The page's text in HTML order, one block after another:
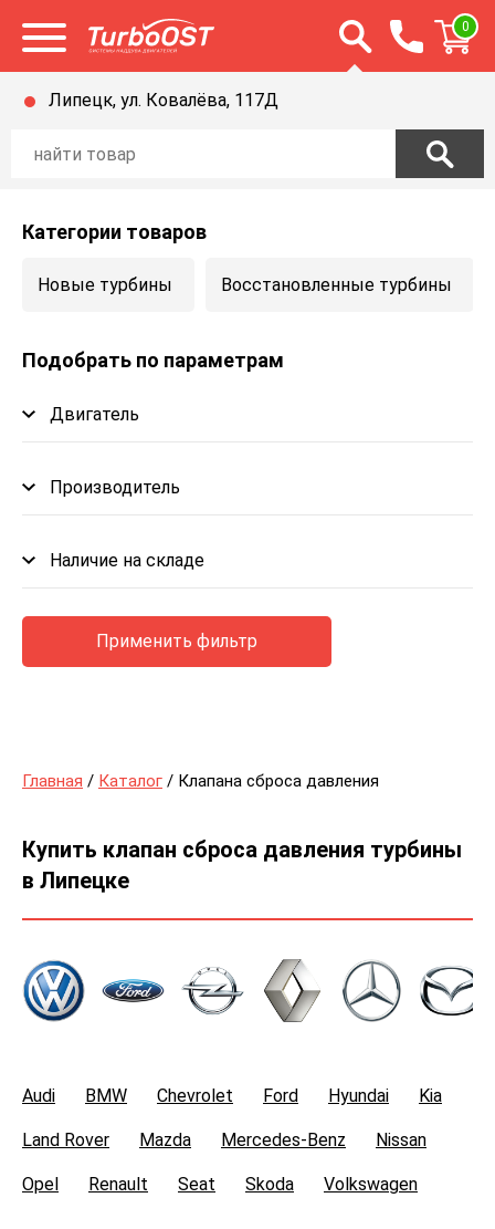
Открыть меню Открыть строку
0
Липецк, ул. Ковалёва, 117Д
Категории товаров
Новые турбины Восстановленные турбины
Подобрать по параметрам
Двигатель
Производитель
Наличие на складе
Применить фильтр
Главная / Каталог / Клапана сброса давления
Купить клапан сброса давления турбины
в Липецке
Audi BMW Chevrolet Ford Hyundai Kia
Land Rover Mazda Mercedes-Benz Nissan
Opel Renault Seat Skoda Volkswagen